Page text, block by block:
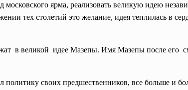
ярма, реализовать великую идею
тех столетий это желание, идея теплилась в
в великой идее Мазепы. Имя Мазепы после его
своих предшественников, все больше и